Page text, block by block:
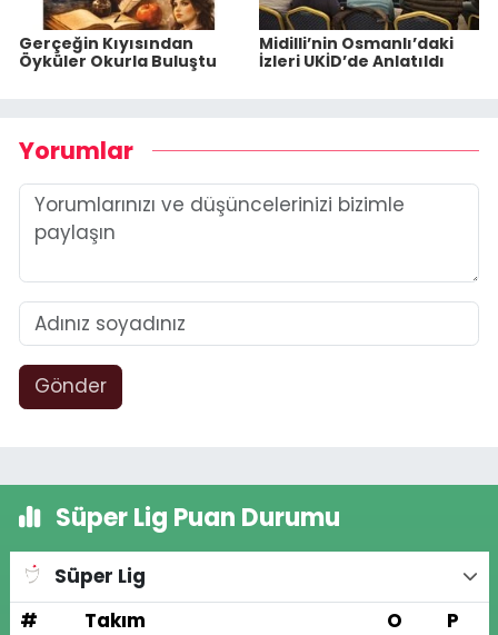
Gerçeğin Kıyısından
Öyküler Okurla Buluştu
Midilli’nin Osmanlı’daki
İzleri UKİD’de Anlatıldı
Yorumlar
Gönder
Süper Lig Puan Durumu
Süper Lig
#
Takım O P